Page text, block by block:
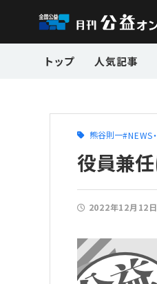
トップ 人気記事
熊谷則一 NEWS
役員兼
2022年12月12日